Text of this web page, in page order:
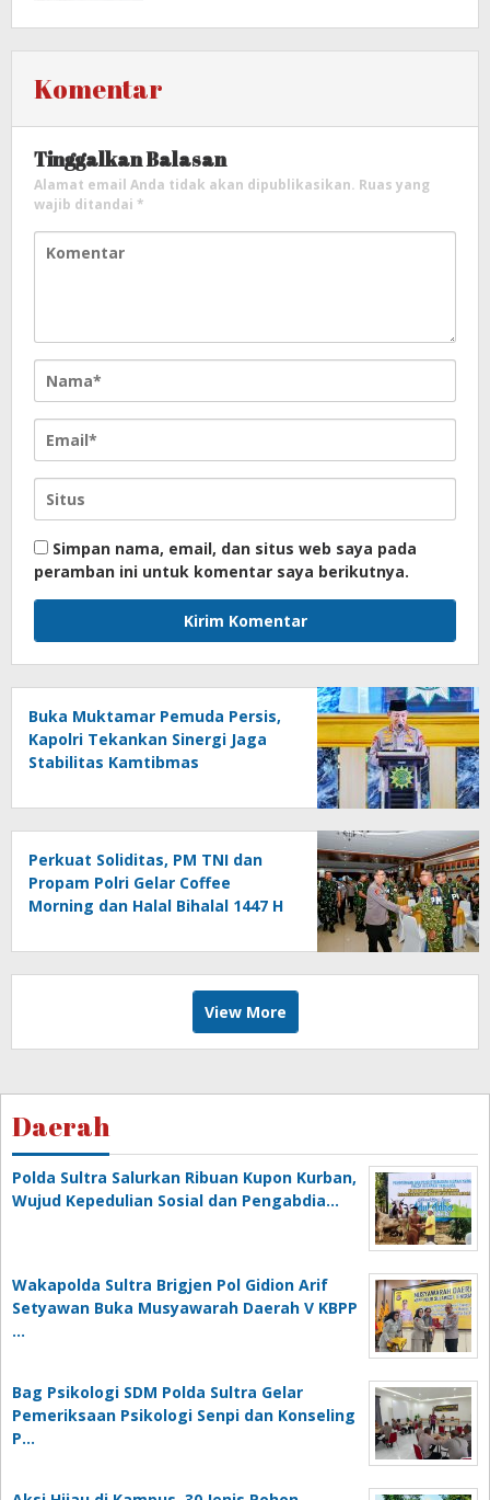
Komentar
Tinggalkan Balasan
Alamat email Anda tidak akan dipublikasikan. Ruas yang
wajib ditandai *
Simpan nama, email, dan situs web saya pada
peramban ini untuk komentar saya berikutnya.
Buka Muktamar Pemuda Persis,
Kapolri Tekankan Sinergi Jaga
Stabilitas Kamtibmas
Perkuat Soliditas, PM TNI dan
Propam Polri Gelar Coffee
Morning dan Halal Bihalal 1447 H
View More
Daerah
Polda Sultra Salurkan Ribuan Kupon Kurban,
Wujud Kepedulian Sosial dan Pengabdia…
Wakapolda Sultra Brigjen Pol Gidion Arif
Setyawan Buka Musyawarah Daerah V KBPP
…
Bag Psikologi SDM Polda Sultra Gelar
Pemeriksaan Psikologi Senpi dan Konseling
P…